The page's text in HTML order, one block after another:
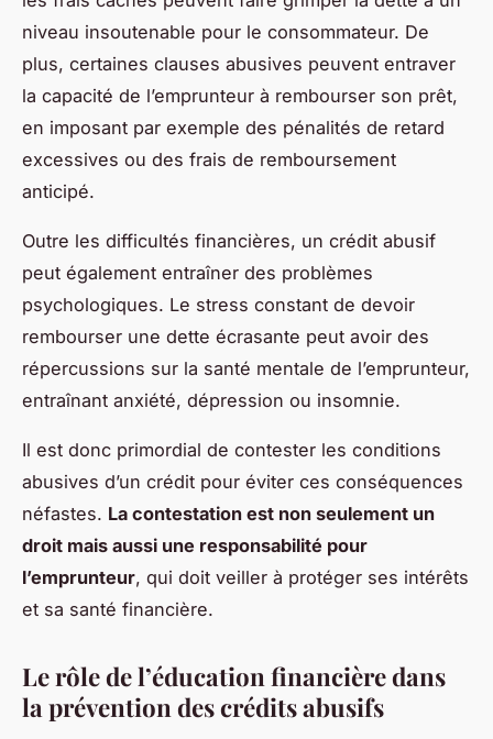
niveau insoutenable pour le consommateur. De
plus, certaines clauses abusives peuvent entraver
la capacité de l’emprunteur à rembourser son prêt,
en imposant par exemple des pénalités de retard
excessives ou des frais de remboursement
anticipé.
Outre les difficultés financières, un crédit abusif
peut également entraîner des problèmes
psychologiques. Le stress constant de devoir
rembourser une dette écrasante peut avoir des
répercussions sur la santé mentale de l’emprunteur,
entraînant anxiété, dépression ou insomnie.
Il est donc primordial de contester les conditions
abusives d’un crédit pour éviter ces conséquences
néfastes. La contestation est non seulement un
droit mais aussi une responsabilité pour
l’emprunteur, qui doit veiller à protéger ses intérêts
et sa santé financière.
Le rôle de l’éducation financière dans
la prévention des crédits abusifs